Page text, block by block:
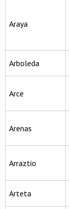
Araya
Arboleda
Arce
Arenas
Arraztio
Arteta